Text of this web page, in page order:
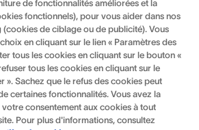
de fonctionnalités améliorées et la
fonctionnels), pour vous aider dans nos
de ciblage ou de publicité). Vous
en cliquant sur le lien « Paramètres des
tous les cookies en cliquant sur le bouton «
tous les cookies en cliquant sur le
». Sachez que le refus des cookies peut
certaines fonctionnalités. Vous avez la
consentement aux cookies à tout
Pour plus d'informations, consultez